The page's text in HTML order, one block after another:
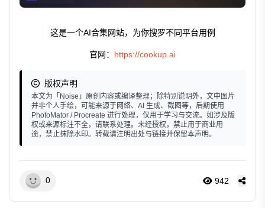
这是一个AI合集网站，为你搜罗不同平台用例
官网： https://cookup.ai
版权声明
本文为「Noise」原创内容或编译整理；除特别说明外，文中图片
并非个人手绘，可能来源于网络、AI 生成、截图等，后期使用
PhotoMator / Procreate 进行处理，仅用于学习与交流。如涉及版
权或来源标注不全，请联系处理。未经授权，禁止用于商业用
途，禁止抹除水印。转载请注明出处与链接并保留本声明。
0 942